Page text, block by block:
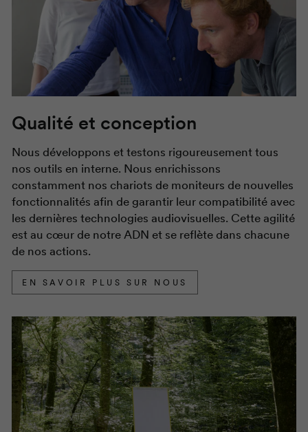
Qualité et conception
Nous développons et testons rigoureusement tous
nos outils en interne. Nous enrichissons
constamment nos chariots de moniteurs de nouvelles
fonctionnalités afin de garantir leur compatibilité avec
les dernières technologies audiovisuelles. Cette agilité
est au cœur de notre ADN et se reflète dans chacune
de nos actions.
EN SAVOIR PLUS SUR NOUS